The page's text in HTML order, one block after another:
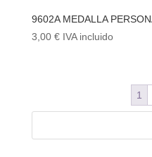
9602A MEDALLA
3,00 € IVA incluido
1